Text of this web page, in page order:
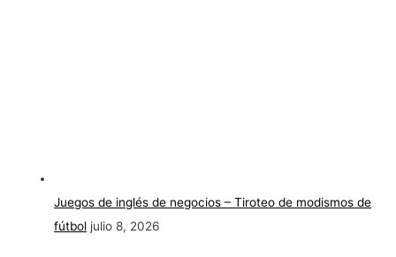
Juegos de inglés de negocios – Tiroteo de modismos de
fútbol julio 8, 2026